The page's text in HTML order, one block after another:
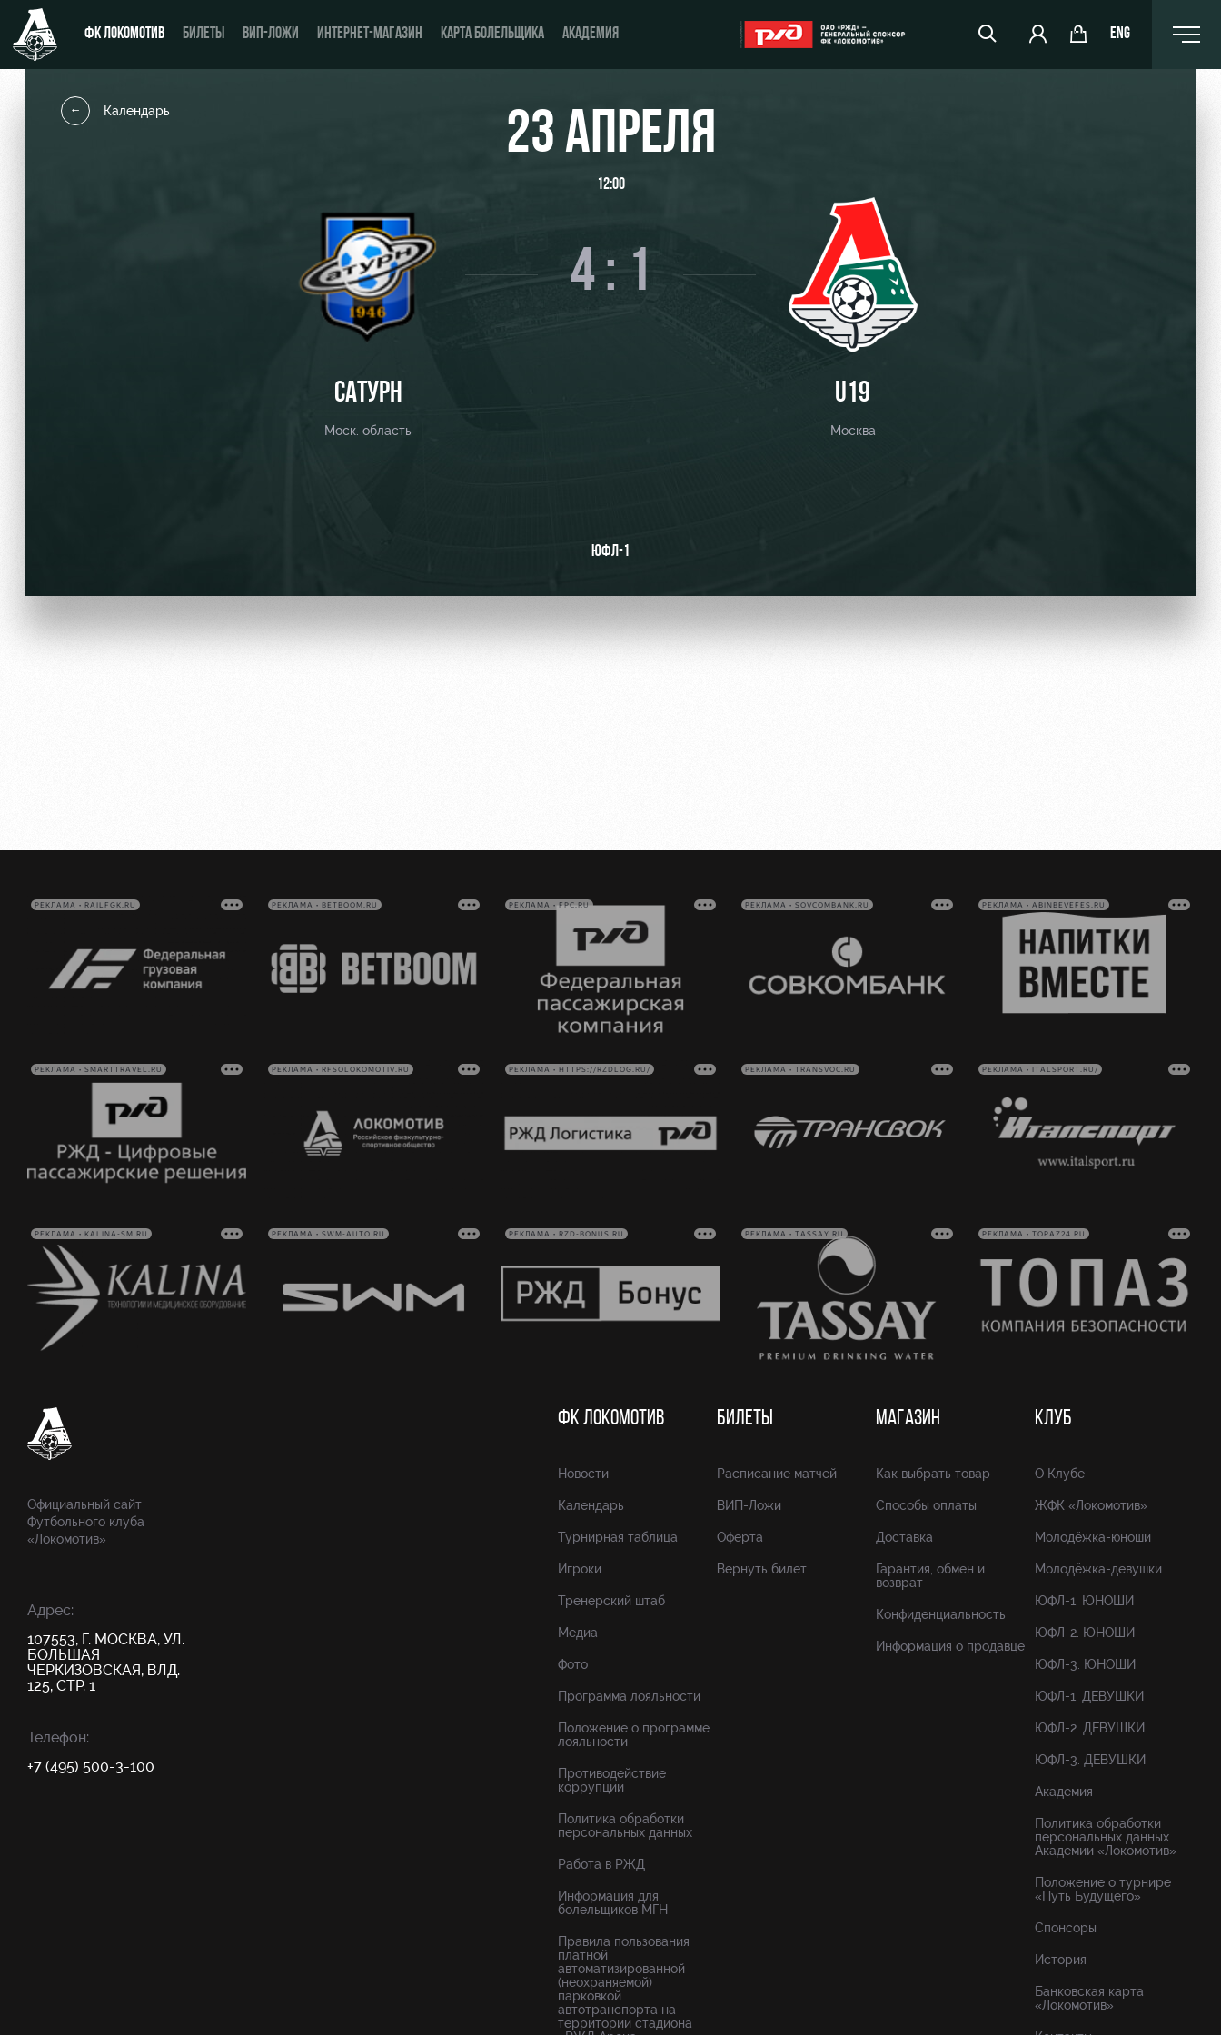
ФК ЛОКОМОТИВ БИЛЕТЫ ВИП-ЛОЖИ ИНТЕРНЕТ-МАГАЗИН КАРТА БОЛЕЛЬЩИКА АКАДЕМИЯ ENG
Купить билет
ВИП-ЗОНЫ
СЕМЕЙНЫЙ СЕКТОР
Места для МГН
Стать партнером Аренда площадей
Ледовый дворец
Академия
Как поступить
Заставки
Парковка
Календарь 23 АПРЕЛЯ
12:00
САТУРН
Моск. область
4 : 1
U19
Москва
ЮФЛ-1
РЕКЛАМА • RAILFGK.RU РЕКЛАМА • BETBOOM.RU РЕКЛАМА • FPC.RU РЕКЛАМА • SOVCOMBANK.RU РЕКЛАМА • ABINBEVEFES.RU
РЕКЛАМА • SMARTTRAVEL.RU РЕКЛАМА • RFSOLOKOMOTIV.RU РЕКЛАМА • HTTPS://RZDLOG.RU/ РЕКЛАМА • TRANSVOC.RU РЕКЛАМА • ITALSPORT.RU/
РЕКЛАМА • KALINA-SM.RU РЕКЛАМА • SWM-AUTO.RU РЕКЛАМА • RZD-BONUS.RU РЕКЛАМА • TASSAY.RU РЕКЛАМА • TOPAZ24.RU
Официальный сайт
Футбольного клуба
«Локомотив»
Адрес:
107553, Г. МОСКВА, УЛ.
БОЛЬШАЯ
ЧЕРКИЗОВСКАЯ, ВЛД.
125, СТР. 1
Телефон:
+7 (495) 500-3-100
ФК ЛОКОМОТИВ
Новости
Календарь
Турнирная таблица
Игроки
Тренерский штаб
Медиа
Фото
Программа лояльности
Положение о программе
лояльности
Противодействие
коррупции
Политика обработки
персональных данных
Работа в РЖД
Информация для
болельщиков МГН
Правила пользования
платной
автоматизированной
(неохраняемой)
парковкой
автотранспорта на
территории стадиона
БИЛЕТЫ
Расписание матчей
ВИП-Ложи
Оферта
Вернуть билет
МАГАЗИН
Как выбрать товар
Способы оплаты
Доставка
Гарантия, обмен и
возврат
Конфиденциальность
Информация о продавце
КЛУБ
О Клубе
ЖФК «Локомотив»
Молодёжка-юноши
Молодёжка-девушки
ЮФЛ-1. ЮНОШИ
ЮФЛ-2. ЮНОШИ
ЮФЛ-3. ЮНОШИ
ЮФЛ-1. ДЕВУШКИ
ЮФЛ-2. ДЕВУШКИ
ЮФЛ-3. ДЕВУШКИ
Академия
Политика обработки
персональных данных
Академии «Локомотив»
Положение о турнире
«Путь Будущего»
Спонсоры
История
Банковская карта
«Локомотив»